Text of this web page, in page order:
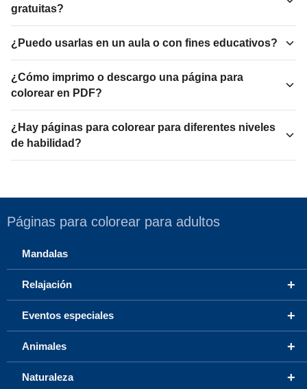
gratuitas?
¿Puedo usarlas en un aula o con fines educativos?
¿Cómo imprimo o descargo una página para
colorear en PDF?
¿Hay páginas para colorear para diferentes niveles
de habilidad?
Páginas para colorear para adultos
Mandalas
+
Relajación
+
Eventos especiales
+
Animales
+
Naturaleza